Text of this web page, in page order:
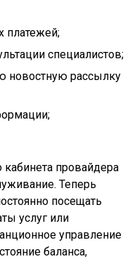
платежей;
специалистов;
новостную рассылку
провайдера
Теперь
посещать
услуг или
управление
баланса,